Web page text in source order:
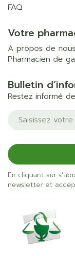
FAQ
Votre
A propos de nous
Pharmacien de
Bulletin
Restez informé
Adresse mail
En cliquant sur
newsletter et